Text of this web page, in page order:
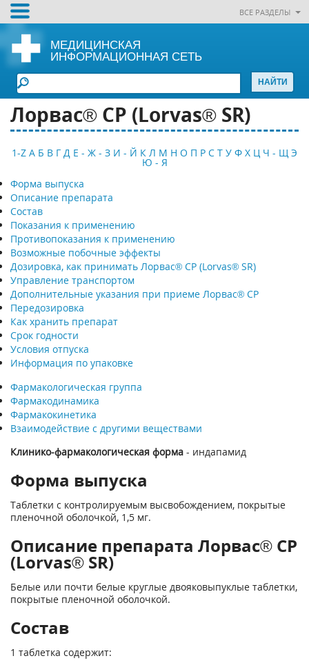
ВСЕ РАЗДЕЛЫ
МЕДИЦИНСКАЯ
ИНФОРМАЦИОННАЯ СЕТЬ
Лорвас® СР (Lorvas® SR)
1-Z А Б В Г Д Е - Ж - З И - Й К Л М Н О П Р С Т У Ф Х Ц Ч - Щ Э
Ю - Я
Форма выпуска
Описание препарата
Состав
Показания к применению
Противопоказания к применению
Возможные побочные эффекты
Дозировка, как принимать Лорвас® СР (Lorvas® SR)
Управление транспортом
Дополнительные указания при приеме Лорвас® СР
Передозировка
Как хранить препарат
Срок годности
Условия отпуска
Информация по упаковке
Фармакологическая группа
Фармакодинамика
Фармакокинетика
Взаимодействие с другими веществами
Клинико-фармакологическая форма - индапамид
Форма выпуска
Таблетки с контролируемым высвобождением, покрытые
пленочной оболочкой, 1,5 мг.
Описание препарата Лорвас® СР
(Lorvas® SR)
Белые или почти белые круглые двояковыпуклые таблетки,
покрытые пленочной оболочкой.
Состав
1 таблетка содержит: